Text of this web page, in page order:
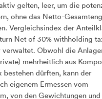
gelten, leer, um die
ohne das Netto-
Vergleichsindex der
Net of 30% withholding
Obwohl die
mehrheitlich aus
bestehen dürften, kann der
eigenem Ermessen vom
von den Gewichtungen